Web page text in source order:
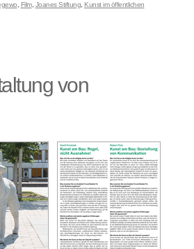
Film, Joanes Stiftung Kunst im öffentlichen
von